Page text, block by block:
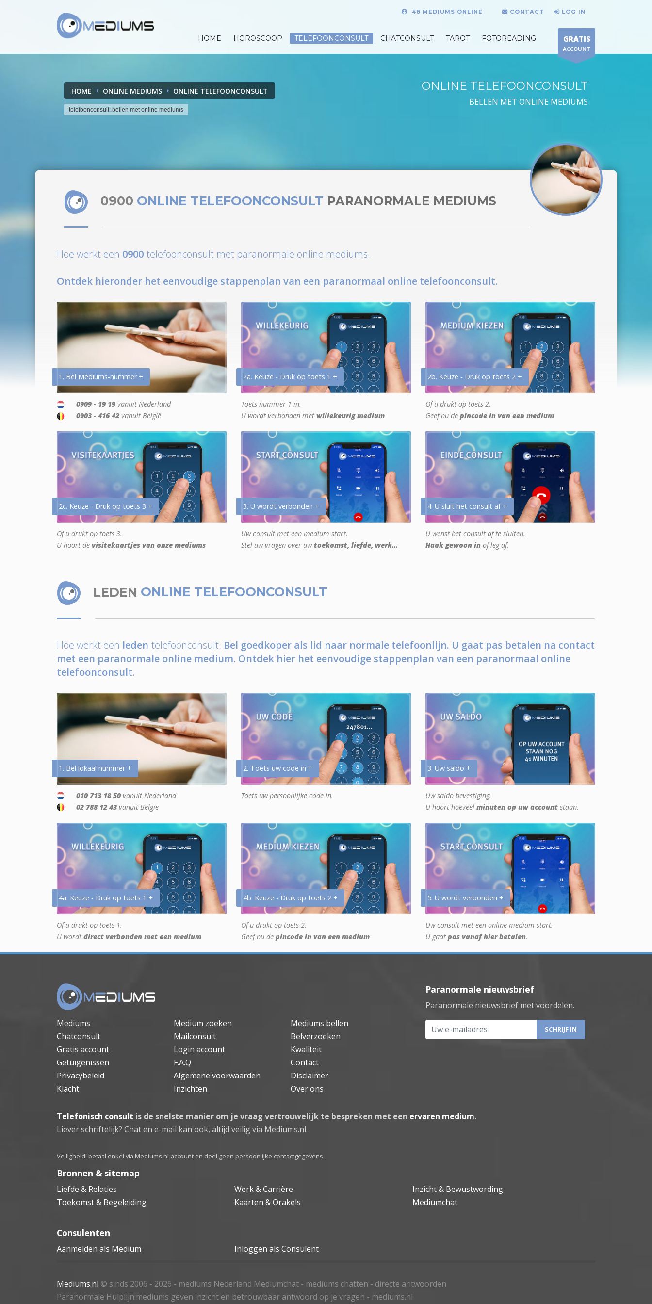
48 MEDIUMS ONLINE CONTACT LOG IN
HOME HOROSCOOP TELEFOONCONSULT CHATCONSULT TAROT FOTOREADING GRATIS
ACCOUNT
HOME ONLINE MEDIUMS ONLINE TELEFOONCONSULT
telefoonconsult: bellen met online mediums
ONLINE TELEFOONCONSULT
BELLEN MET ONLINE MEDIUMS
0900 ONLINE TELEFOONCONSULT PARANORMALE MEDIUMS
Hoe werkt een 0900-telefoonconsult met paranormale online mediums.
Ontdek hieronder het eenvoudige stappenplan van een paranormaal online telefoonconsult.
1. Bel Mediums-nummer +
0909 - 19 19 vanuit Nederland
0903 - 416 42 vanuit België
2a. Keuze - Druk op toets 1 +
Toets nummer 1 in.
U wordt verbonden met willekeurig medium
2b. Keuze - Druk op toets 2 +
Of u drukt op toets 2.
Geef nu de pincode in van een medium
2c. Keuze - Druk op toets 3 +
Of u drukt op toets 3.
U hoort de visitekaartjes van onze mediums
3. U wordt verbonden +
Uw consult met een medium start.
Stel uw vragen over uwtoekomst, liefde, werk...
4. U sluit het consult af +
U wenst het consult af te sluiten.
Haak gewoon in of leg af.
LEDEN ONLINE TELEFOONCONSULT
Hoe werkt een leden-telefoonconsult. Bel goedkoper als lid naar normale telefoonlijn. U gaat pas betalen na contact
met een paranormale online medium. Ontdek hier het eenvoudige stappenplan van een paranormaal online
telefoonconsult.
1. Bel lokaal nummer +
010 713 18 50 vanuit Nederland
02 788 12 43 vanuit België
2. Toets uw code in +
Toets uw persoonlijke code in.
3. Uw saldo +
Uw saldo bevestiging.
U hoort hoeveel minuten op uw account staan.
4a. Keuze - Druk op toets 1 +
Of u drukt op toets 1.
U wordt direct verbonden met een medium
4b. Keuze - Druk op toets 2 +
Of u drukt op toets 2.
Geef nu de pincode in van een medium
5. U wordt verbonden +
Uw consult met een online medium start.
U gaat pas vanaf hier betalen.
Mediums Medium zoeken
Mediums bellen
Chatconsult
Mailconsult
Belverzoeken
Gratis account
Login account
Kwaliteit
Getuigenissen
F.A.Q
Contact
Privacybeleid
Algemene voorwaarden
Disclaimer
Klacht
Inzichten Over ons
Paranormale nieuwsbrief
Paranormale nieuwsbrief met voordelen.
Uw e-mailadres
Telefonisch consult is de snelste manier om je vraag vertrouwelijk te bespreken met een ervaren medium.
Liever schriftelijk? Chat en e-mail kan ook, altijd veilig via Mediums.nl.
Veiligheid: betaal enkel via Mediums.nl-account en deel geen persoonlijke contactgegevens.
Bronnen & sitemap
Liefde & Relaties Werk & Carrière
Inzicht & Bewustwording
Toekomst & Begeleiding
Kaarten & Orakels Mediumchat
Consulenten
Aanmelden als Medium Inloggen als Consulent
Mediums.nl © sinds 2006 - 2026 - mediums Nederland Mediumchat - mediums chatten - directe antwoorden
Paranormale Hulplijn:mediums geven inzicht en betrouwbaar antwoord op je vragen - mediums.nl